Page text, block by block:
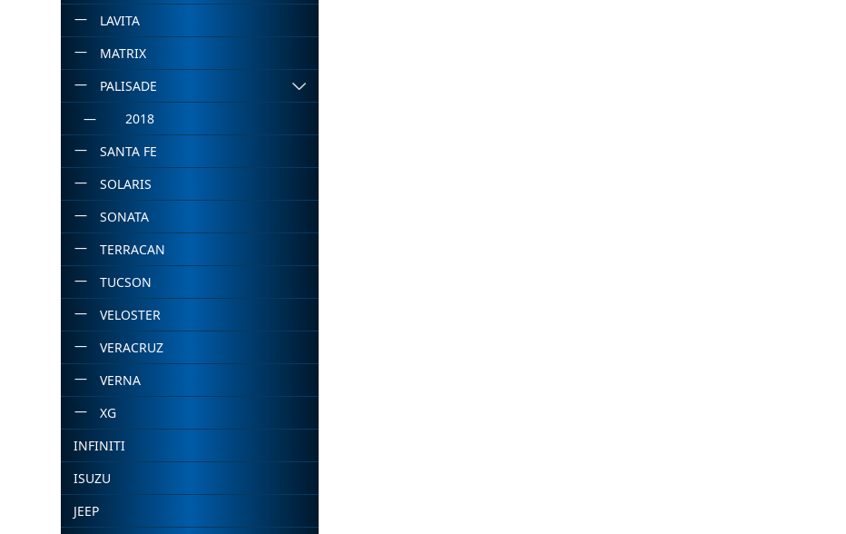
LAVITA
MATRIX
PALISADE
2018
SANTA FE
SOLARIS
SONATA
TERRACAN
TUCSON
VELOSTER
VERACRUZ
VERNA
XG
INFINITI
ISUZU
JEEP